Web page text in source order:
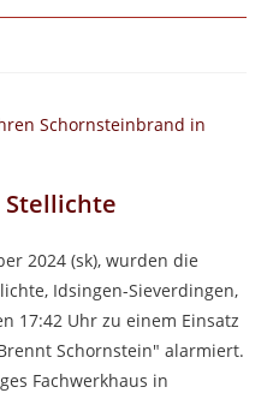
2024 (sk), wurden die
Idsingen-Sieverdingen,
17:42 Uhr zu einem Einsatz
Schornstein" alarmiert.
Fachwerkhaus in